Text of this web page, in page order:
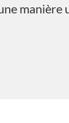
manière